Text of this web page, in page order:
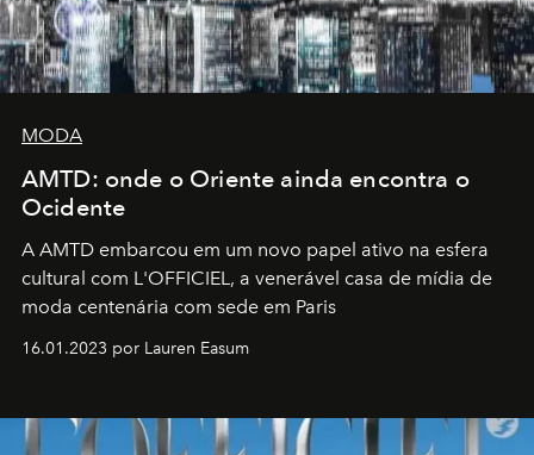
MODA
AMTD: onde o Oriente ainda encontra o
Ocidente
A AMTD embarcou em um novo papel ativo na esfera
cultural com L'OFFICIEL, a venerável casa de mídia de
moda centenária com sede em Paris
16.01.2023 por Lauren Easum